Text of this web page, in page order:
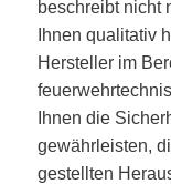
beschreibt nicht
Ihnen qualitativ
Hersteller im
Ihnen die
gewährleisten,
gestellten